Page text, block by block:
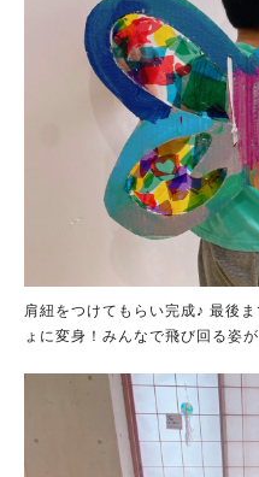
肩紐をつけてもらい完成♪ 最後
ょに変身！みんなで飛び回る姿